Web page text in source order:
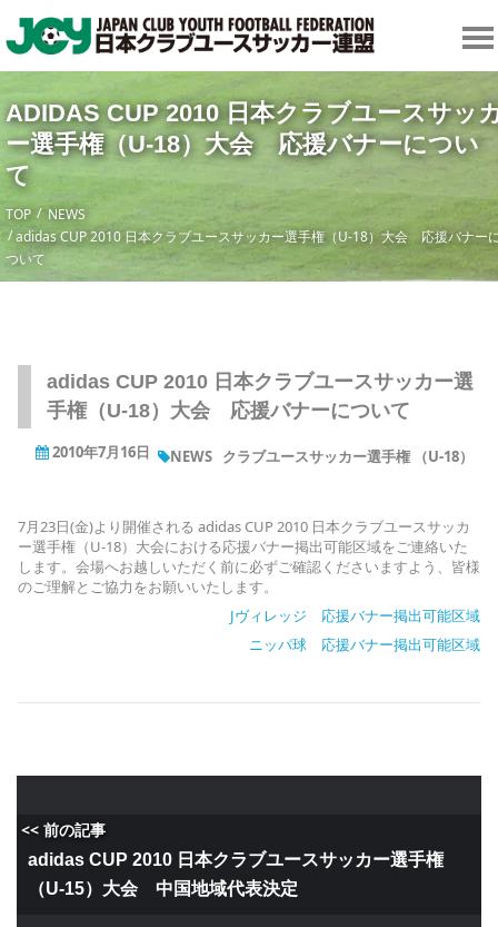
ADIDAS CUP 2010 日本クラブユースサッ
ー選手権（U-18）大会 応援バナーについ
て
TOP
NEWS
adidas CUP 2010 日本クラブユースサッカー選手権（U-18）大会 応援バナー
ついて
adidas CUP 2010 日本クラブユースサッカー選
手権（U-18）大会 応援バナーについて
2010年7月16日 NEWS クラブユースサッカー選手権 （U-18）
7月23日(金)より開催される adidas CUP 2010 日本クラブユースサッカ
ー選手権（U-18）大会における応援バナー掲出可能区域をご連絡いた
します。会場へお越しいただく前に必ずご確認くださいますよう、皆様
のご理解とご協力をお願いいたします。
Jヴィレッジ 応援バナー掲出可能区域
ニッパ球 応援バナー掲出可能区域
<< 前の記事
adidas CUP 2010 日本クラブユースサッカー選手権
（U-15）大会 中国地域代表決定